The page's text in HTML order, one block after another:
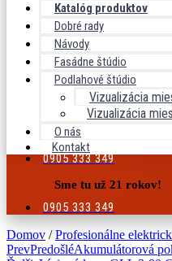
Katalóg produktov
Dobré rady
Návody
Fasádne štúdio
Podlahové štúdio
Vizualizácia
Vizualizácia
O nás
Kontakt
0905 333 349
Sme tu už 21 rokov!
0905 333 349
Domov /Profesionálne
PrevPredošléAkumulátorová